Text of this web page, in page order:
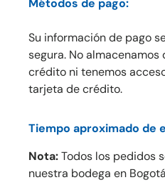
Su información de pago
segura. No
crédito ni tenemos
tarjeta de crédito.
Tiempo aproximado de
Nota:Todos los pedidos
nuestra bodega en Bogotá